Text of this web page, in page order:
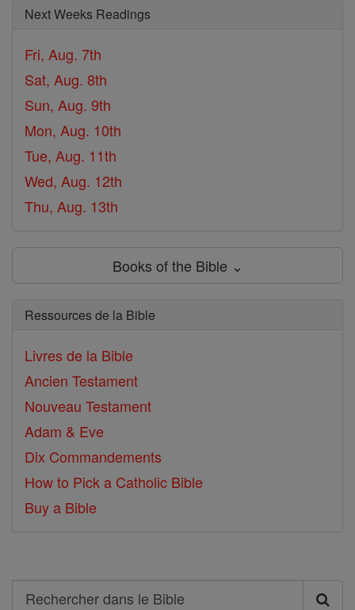
Next Weeks Readings
Fri, Aug. 7th
Sat, Aug. 8th
Sun, Aug. 9th
Mon, Aug. 10th
Tue, Aug. 11th
Wed, Aug. 12th
Thu, Aug. 13th
Books of the Bible ⌄
Ressources de la Bible
Livres de la Bible
Ancien Testament
Nouveau Testament
Adam & Eve
Dix Commandements
How to Pick a Catholic Bible
Buy a Bible
Search